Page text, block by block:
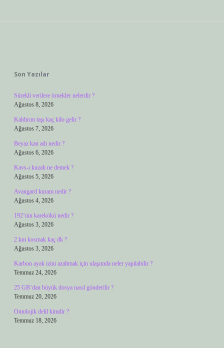
Son Yazılar
Sürekli verilere örnekler nelerdir ?
Ağustos 8, 2026
Kaldırım taşı kaç kilo gelir ?
Ağustos 7, 2026
Beyaz kan adı nedir ?
Ağustos 6, 2026
Kavs-ı kuzah ne demek ?
Ağustos 5, 2026
Avangard kuram nedir ?
Ağustos 4, 2026
192’nin karekökü nedir ?
Ağustos 3, 2026
2 km kosmak kaç dk ?
Ağustos 3, 2026
Karbon ayak izini azaltmak için ulaşımda neler yapılabilir ?
Temmuz 24, 2026
25 GB’dan büyük dosya nasıl gönderilir ?
Temmuz 20, 2026
Ontolojik delil kimdir ?
Temmuz 18, 2026